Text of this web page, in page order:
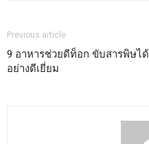
Previous article
9 อาหารช่วยดีท็อก ขับสารพิษได้
อย่างดีเยี่ยม